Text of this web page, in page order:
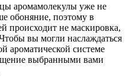
аромамолекулы уже не
обоняние, поэтому в
происходит не маскировка,
вы могли наслаждаться
ароматической системе
выбранными вами